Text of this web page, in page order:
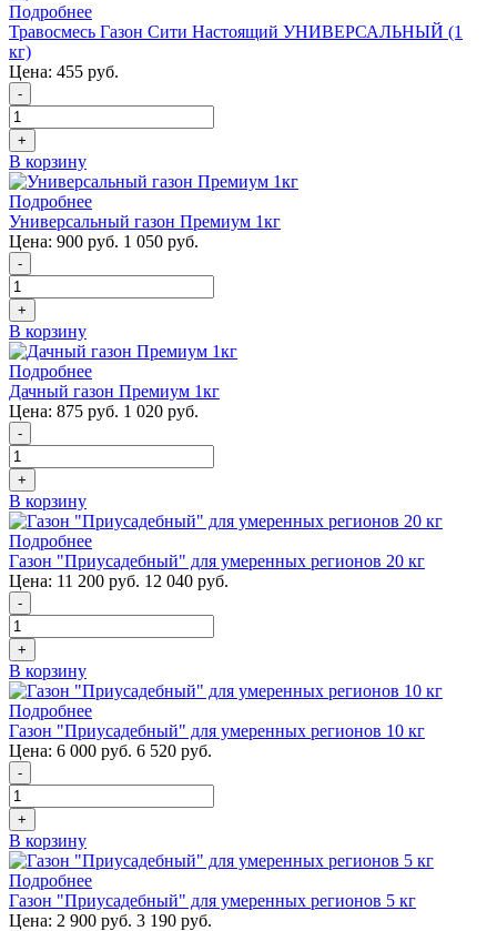
Подробнее
Травосмесь Газон Сити Настоящий УНИВЕРСАЛЬНЫЙ (1
кг)
Цена: 455 руб.
-
+
В корзину
Подробнее
Универсальный газон Премиум 1кг
Цена: 900 руб. 1 050 руб.
-
+
В корзину
Подробнее
Дачный газон Премиум 1кг
Цена: 875 руб. 1 020 руб.
-
+
В корзину
Подробнее
Газон "Приусадебный" для умеренных регионов 20 кг
Цена: 11 200 руб. 12 040 руб.
-
+
В корзину
Подробнее
Газон "Приусадебный" для умеренных регионов 10 кг
Цена: 6 000 руб. 6 520 руб.
-
+
В корзину
Подробнее
Газон "Приусадебный" для умеренных регионов 5 кг
Цена: 2 900 руб. 3 190 руб.